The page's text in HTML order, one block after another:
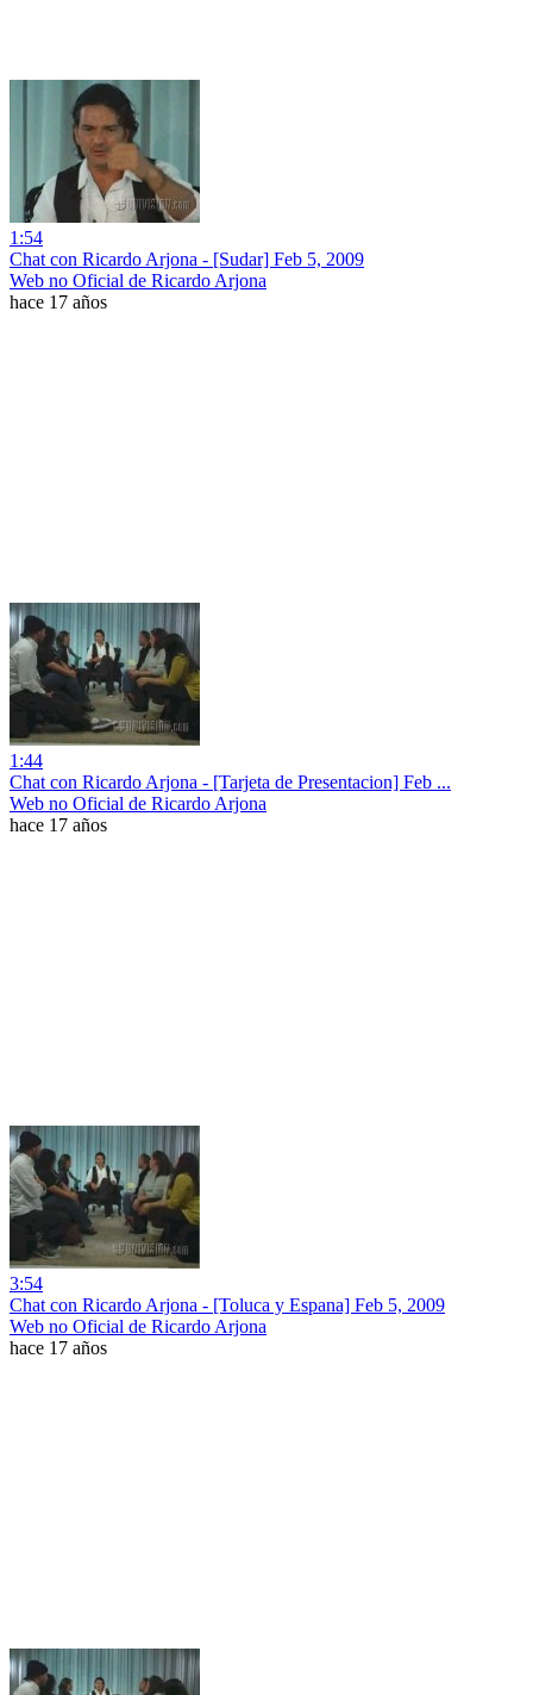
1:54
Chat con Ricardo Arjona - [Sudar] Feb 5, 2009
Web no Oficial de Ricardo Arjona
hace 17 años
1:44
Chat con Ricardo Arjona - [Tarjeta de Presentacion] Feb ...
Web no Oficial de Ricardo Arjona
hace 17 años
3:54
Chat con Ricardo Arjona - [Toluca y Espana] Feb 5, 2009
Web no Oficial de Ricardo Arjona
hace 17 años